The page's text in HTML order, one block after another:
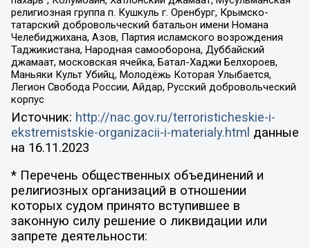
религиозная группа п. Кушкуль г. Оренбург, Крымско-
татарский добровольческий батальон имени Номана
Челебиджихана, Азов, Партия исламского возрождения
Таджикистана, Народная самооборона, Дуббайский
джамаат, московская ячейка, Батал-Хаджи Белхороев,
Маньяки Культ Убийц, Молодёжь Которая Улыбается,
Легион Свобода России, Айдар, Русский добровольческий
корпус
Источник: http://nac.gov.ru/terroristicheskie-i-
ekstremistskie-organizacii-i-materialy.html данные
на 16.11.2023
* Перечень общественных объединений и
религиозных организаций в отношении
которых судом принято вступившее в
законную силу решение о ликвидации или
запрете деятельности: